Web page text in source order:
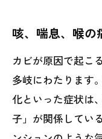
咳、喘息、喉の
カビが原因で起こ
多岐にわたります
化といった症状は
子」が関係してい